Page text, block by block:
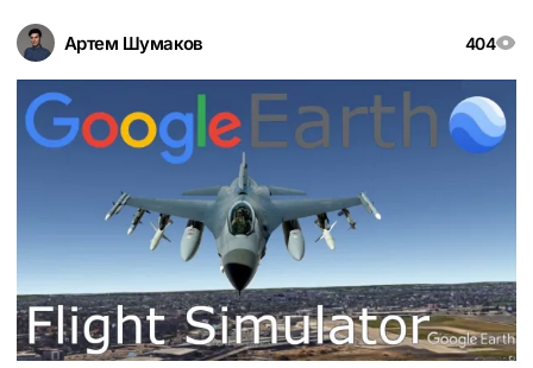
Артем Шумаков 404